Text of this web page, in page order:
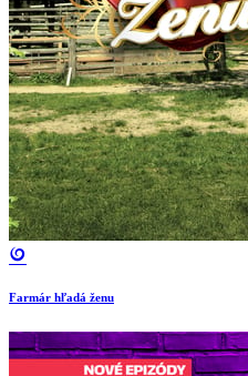
Farmár hľadá ženu